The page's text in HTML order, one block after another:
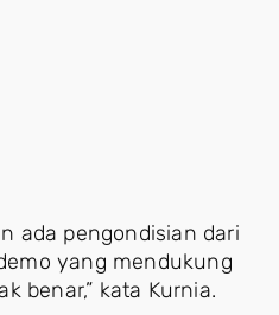
ada pengondisian dari
yang mendukung
benar,” kata Kurnia.